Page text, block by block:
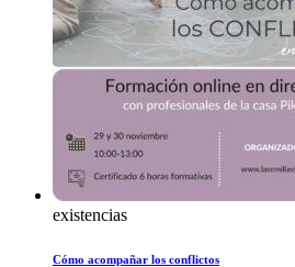
existencias
Cómo acompañar los conflictos